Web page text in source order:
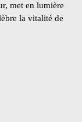
met en lumière
la vitalité de